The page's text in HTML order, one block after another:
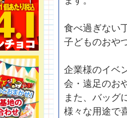
食べ過ぎない
子どものおや
企業様のイベ
会・遠足のお
また、バッグ
様々な用途で